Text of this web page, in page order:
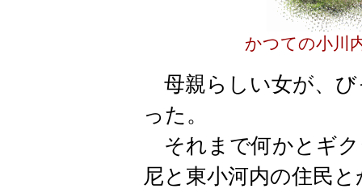
かつての小川
母親らしい女が、び
った。
それまで何かとギ
尼と東小河内の住民